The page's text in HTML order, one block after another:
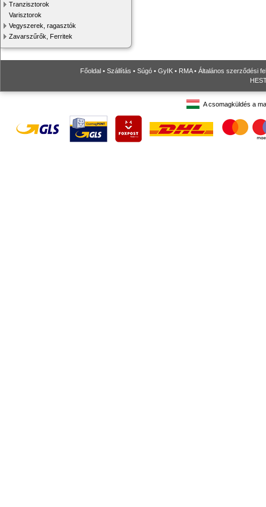
Tranzisztorok
Varisztorok
Vegyszerek, ragasztók
Zavarszűrők, Ferritek
Főoldal • Szállítás • Súgó • GyIK • RMA• Általános szerződési
A csomagküldés a